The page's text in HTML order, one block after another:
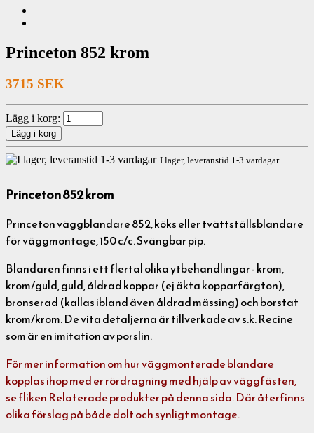
Princeton 852 krom
3715 SEK
Lägg i korg:
I lager, leveranstid 1-3 vardagar
Princeton 852 krom
Princeton väggblandare 852, köks eller tvättställsblandare
för väggmontage, 150 c/c. Svängbar pip.
Blandaren finns i ett flertal olika ytbehandlingar - krom,
krom/guld, guld, åldrad koppar (ej äkta kopparfärgton),
bronserad (kallas ibland även åldrad mässing) och borstat
krom/krom. De vita detaljerna är tillverkade av s.k. Recine
som är en imitation av porslin.
För mer information om hur väggmonterade blandare
kopplas ihop med er rördragning med hjälp av väggfästen,
se fliken Relaterade produkter på denna sida. Där återfinns
olika förslag på både dolt och synligt montage.